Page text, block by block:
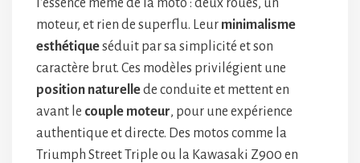
l’essence même de la moto : deux roues, un
moteur, et rien de superflu. Leur minimalisme
esthétiqueséduit par sa simplicité et son
caractère brut. Ces modèles privilégient une
position naturellede conduite et mettent en
avant le couple moteur, pour une expérience
authentique et directe. Des motos comme la
Triumph Street Triple ou la Kawasaki Z900 en